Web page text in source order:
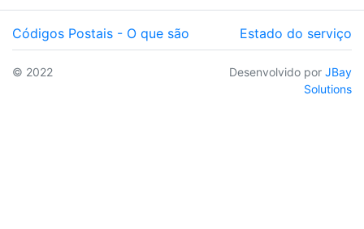
Códigos Postais - O que são Estado do serviço
© 2022 Desenvolvido por JBay
Solutions